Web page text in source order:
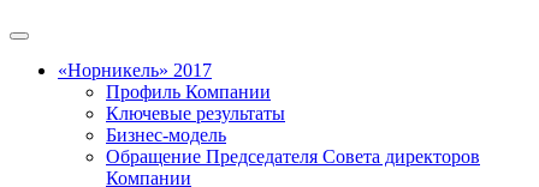
«Норникель» 2017
Профиль Компании
Ключевые результаты
Бизнес-модель
Обращение Председателя Совета директоров
Компании